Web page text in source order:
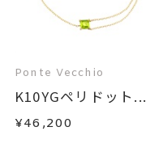
Ponte Vecchio
K10YGペリドット...
¥46,200